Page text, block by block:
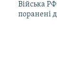
Війська
поранені